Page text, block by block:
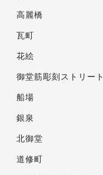
高麗橋
瓦町
花絵
御堂筋彫刻ストリート
船場
銀泉
北御堂
道修町